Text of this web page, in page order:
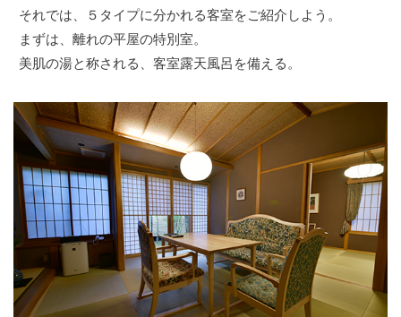
それでは、５タイプに分かれる客室をご紹介しよう。
まずは、離れの平屋の特別室。
美肌の湯と称される、客室露天風呂を備える。